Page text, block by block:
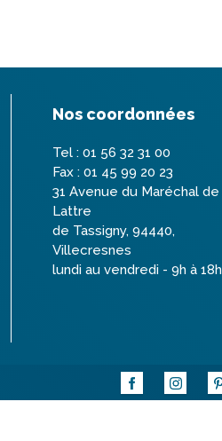
Nos coordonnées
Tel : 01 56 32 31 00
Fax : 01 45 99 20 23
31 Avenue du Maréchal de
Lattre
de Tassigny, 94440,
Villecresnes
lundi au vendredi - 9h à 18h